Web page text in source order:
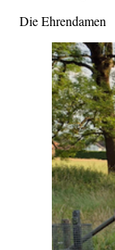
Die Ehrendamen